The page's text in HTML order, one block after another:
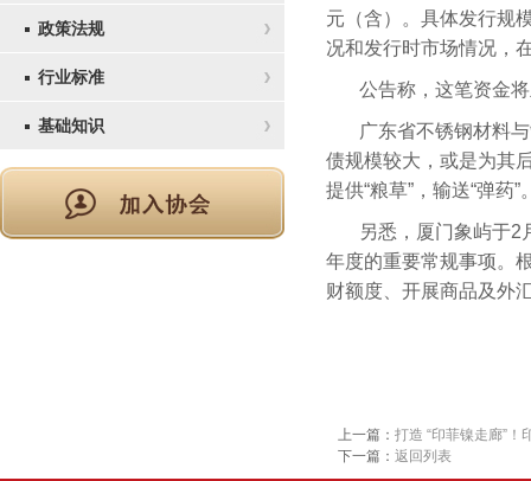
政策法规
行业标准
基础知识
元（含）。具体发行规
况和发行时市场情况，
公告称，这笔资金
广东省不锈钢材料
债规模较大，或是为其
提供“粮草”，输送“弹药”
另悉，厦门象屿于2
年度的重要常规事项。
财额度、开展商品及外
上一篇： 打造 “印菲镍走廊”
下一篇： 返回列表